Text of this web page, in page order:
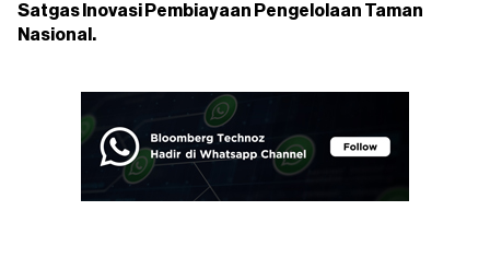
Satgas Inovasi Pembiayaan Pengelolaan Taman
Nasional.